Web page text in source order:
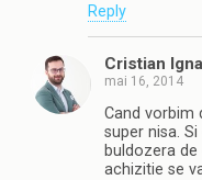
Reply
Cristian
mai 16, 2014
Cand vorbim
super nisa.
buldozera
achizitie se